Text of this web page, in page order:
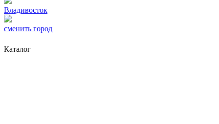
Владивосток
сменить город
Каталог